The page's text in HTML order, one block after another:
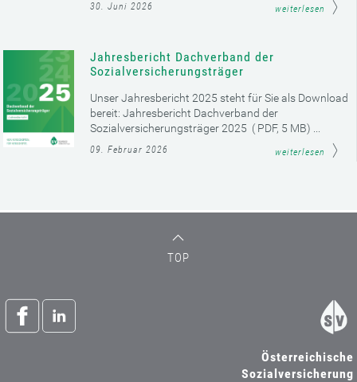
30. Juni 2026 weiterlesen
Jahresbericht Dachverband der
Sozialversicherungsträger
Unser Jahresbericht 2025 steht für Sie als Download
bereit: Jahresbericht Dachverband der
Sozialversicherungsträger 2025 ( PDF, 5 MB) ...
09. Februar 2026 weiterlesen
TOP
Österreichische
Sozialversicherung